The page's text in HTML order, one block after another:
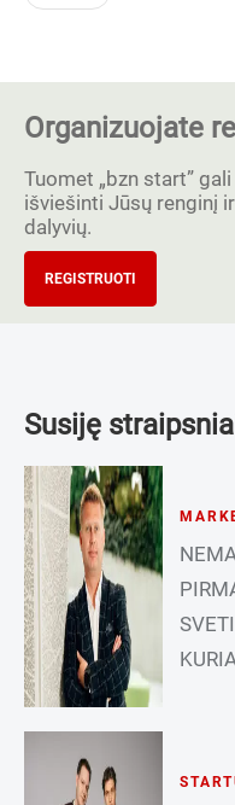
Organizuojate
Tuomet „bzn start”
išviešinti Jūsų renginį
dalyvių.
REGISTRUOTI
Susiję